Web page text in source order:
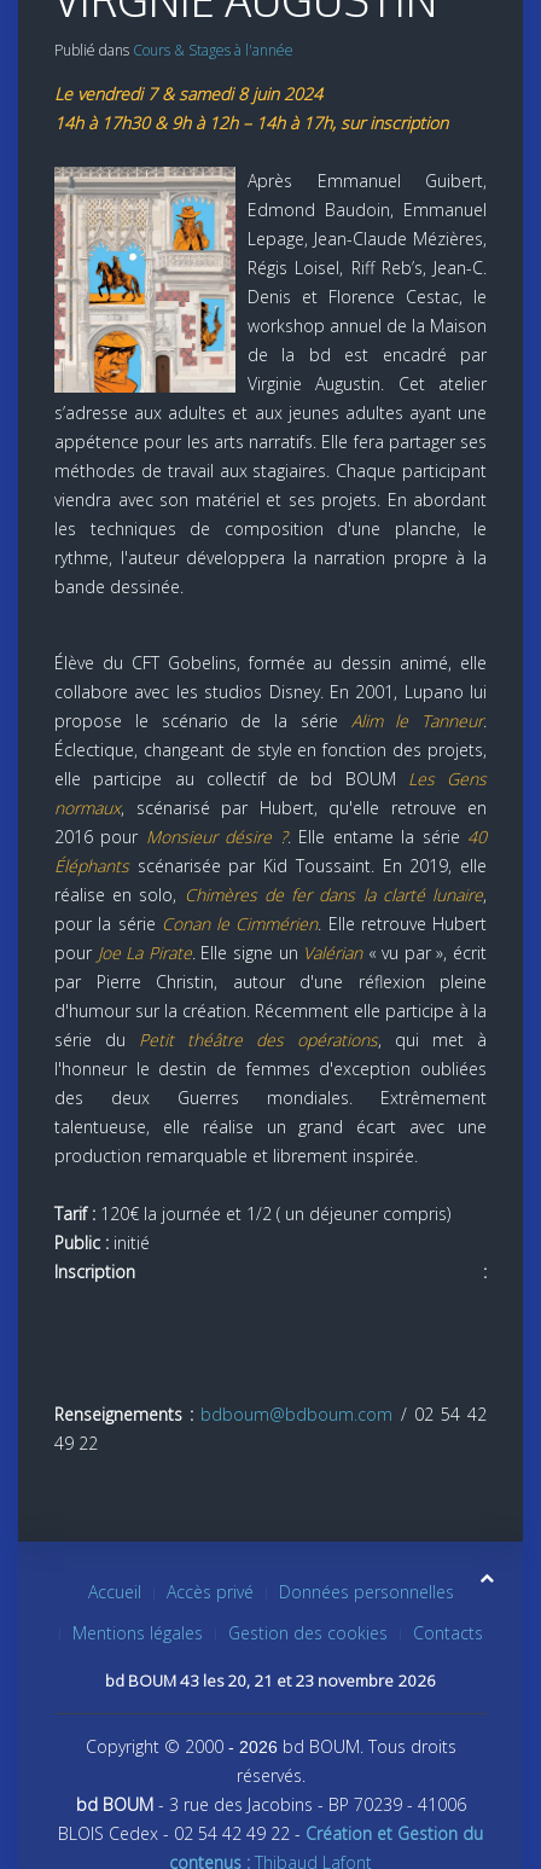
Publié dans Cours & Stages à l'année
Le vendredi 7 & samedi 8 juin 2024
14h à 17h30 & 9h à 12h – 14h à 17h, sur inscription
Après Emmanuel Guibert,
Edmond Baudoin, Emmanuel
Lepage, Jean-Claude Mézières,
Régis Loisel, Riff Reb’s, Jean-C.
Denis et Florence Cestac, le
workshop annuel de la Maison
de la bd est encadré par
Virginie Augustin. Cet atelier
s’adresse aux adultes et aux jeunes adultes ayant une
appétence pour les arts narratifs. Elle fera partager ses
méthodes de travail aux stagiaires. Chaque participant
viendra avec son matériel et ses projets. En abordant
les techniques de composition d'une planche, le
rythme, l'auteur développera la narration propre à la
bande dessinée.
Élève du CFT Gobelins, formée au dessin animé, elle
collabore avec les studios Disney. En 2001, Lupano lui
propose le scénario de la série Alim le Tanneur.
Éclectique, changeant de style en fonction des projets,
elle participe au collectif de bd BOUM Les Gens
normaux, scénarisé par Hubert, qu'elle retrouve en
2016 pour Monsieur désire ?. Elle entame la série 40
Éléphantsscénarisée par Kid Toussaint. En 2019, elle
réalise en solo, Chimères de fer dans la clarté lunaire,
pour la série Conan le Cimmérien. Elle retrouve Hubert
pour Joe La Pirate. Elle signe un Valérian« vu par », écrit
par Pierre Christin, autour d'une réflexion pleine
d'humour sur la création. Récemment elle participe à la
série du Petit théâtre des opérations, qui met à
l'honneur le destin de femmes d'exception oubliées
des deux Guerres mondiales. Extrêmement
talentueuse, elle réalise un grand écart avec une
production remarquable et librement inspirée.
Tarif : 120€ la journée et 1/2 ( un déjeuner compris)
Public : initié
Inscription :
Renseignements : bdboum@bdboum.com / 02 54 42
49 22
Accueil Accès privé
Données personnelles
Mentions légales
Gestion des cookies Contacts
bd BOUM 43 les 20, 21 et 23 novembre 2026
Copyright © 2000- 2026 bd BOUM. Tous droits
réservés.
bd BOUM- 3 rue des Jacobins - BP 70239 - 41006
BLOIS Cedex - 02 54 42 49 22 - Création et Gestion du
contenus : Thibaud Lafont